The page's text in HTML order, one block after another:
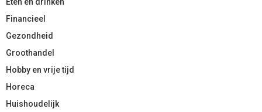
Financieel
Gezondheid
Groothandel
Hobby en vrije tijd
Horeca
Huishoudelijk